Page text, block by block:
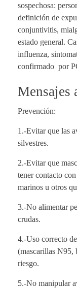
sospechosa:
definición de
conjuntivitis,
estado general.
influenza,
confirmado por
Mensajes
Prevención:
1.-Evitar que las
silvestres.
2.-Evitar que
tener contacto
marinos u otros
3.-No alimentar
crudas.
4.-Uso correcto
(mascarillas N95,
riesgo.
5.-No manipular